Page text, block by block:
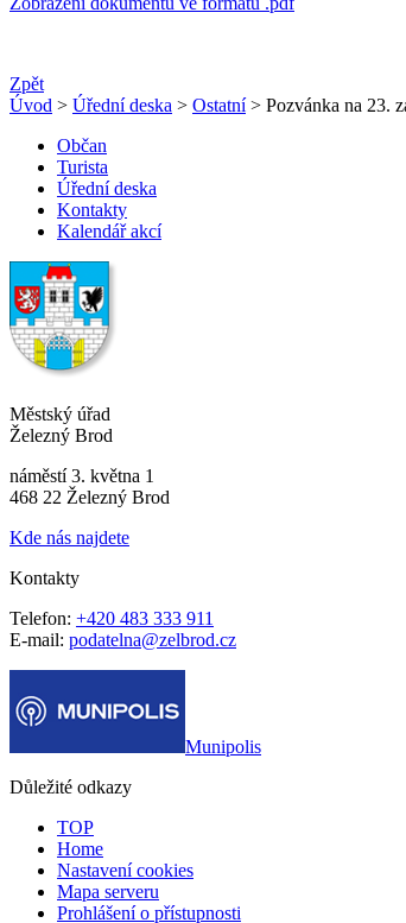
Zpět
Úvod > Úřední deska > Ostatní> Pozvánka na 23.
Občan
Turista
Úřední deska
Kontakty
Kalendář akcí
Městský úřad
Železný Brod
náměstí 3. května 1
468 22 Železný Brod
Kde nás najdete
Kontakty
Telefon: +420 483 333 911
E-mail: podatelna@zelbrod.cz
Munipolis
Důležité odkazy
TOP
Home
Nastavení cookies
Mapa serveru
Prohlášení o přístupnosti